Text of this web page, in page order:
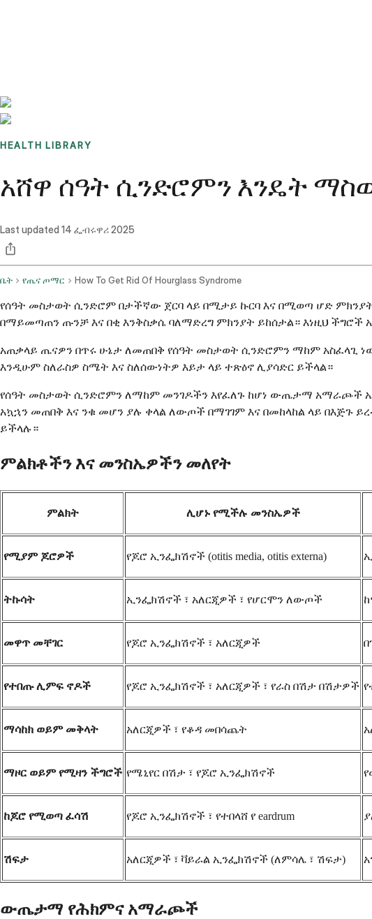
HEALTH LIBRARY
አሸዋ ሰዓት ሲንድሮምን እንዴት
Last updated 14 ፌብሩዋሪ 2025
ቤት የጤና ጦማር How To Get Rid Of Hourglass Syndrome
የሰዓት መስታወት ሲንድሮም በታችኛው ጀርባ ላይ በሚታይ ኩርባ እና በሚወጣ ሆድ ምክንያት
በማይመጣጠን ጡንቻ እና በቂ እንቅስቃሴ ባለማድረግ ምክንያት ይከሰታል። እነዚህ
አጠቃላይ ጤናዎን በጥሩ ሁኔታ ለመጠበቅ የሰዓት መስታወት ሲንድሮምን ማከም አስፈላጊ
እንዲሁም ስለራስዎ ስሜት እና ስለሰውነትዎ እይታ ላይ ተጽዕኖ ሊያሳድር ይችላል።
የሰዓት መስታወት ሲንድሮምን ለማከም መንገዶችን እየፈለጉ ከሆነ ውጤታማ አማራጮች
አኳኋን መጠበቅ እና ንቁ መሆን ያሉ ቀላል ለውጦች በማገገም እና በመከላከል ላይ በእጅጉ
ይችላሉ።
ምልክቶችን እና መንስኤዎችን መለየት
ምልክት ሊሆኑ የሚችሉ መንስኤዎች
የሚያም ጆሮዎች የጆሮ ኢንፌክሽኖች (otitis media, otitis externa)
ትኩሳት ኢንፌክሽኖች ፣ አለርጂዎች ፣ የሆርሞን ለውጦች
መዋጥ መቸገር የጆሮ ኢንፌክሽኖች ፣ አለርጂዎች
የተበጡ ሊምፍ ኖዶች የጆሮ ኢንፌክሽኖች ፣ አለርጂዎች ፣ የራስ በሽታ በሽታዎች
ማሳከክ ወይም መቅላት አለርጂዎች ፣ የቆዳ መበሳጨት
ማዞር ወይም የሚዛን ችግሮች የሜኒየር በሽታ ፣ የጆሮ ኢንፌክሽኖች
ከጆሮ የሚወጣ ፈሳሽ የጆሮ ኢንፌክሽኖች ፣ የተበላሸ የ eardrum
ሽፍታ አለርጂዎች ፣ ቫይራል ኢንፌክሽኖች (ለምሳሌ ፣ ሽፍታ)
ውጤታማ የሕክምና አማራጮች